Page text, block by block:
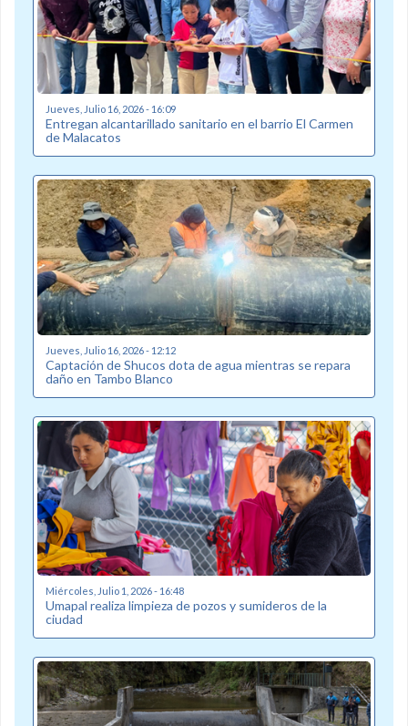
Jueves, Julio 16, 2026 - 16:09
Entregan alcantarillado sanitario en el barrio El Carmen
de Malacatos
Jueves, Julio 16, 2026 - 12:12
Captación de Shucos dota de agua mientras se repara
daño en Tambo Blanco
Miércoles, Julio 1, 2026 - 16:48
Umapal realiza limpieza de pozos y sumideros de la
ciudad